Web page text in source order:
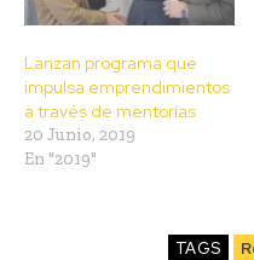
Lanzan programa que
impulsa emprendimientos
a través de mentorías
20 Junio, 2019
En "2019"
TAGS